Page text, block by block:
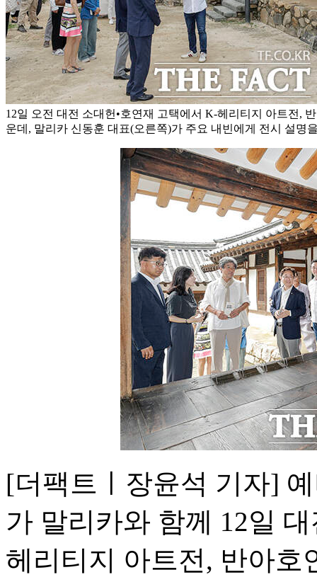
12일 오전 대전 소대헌•호연재 고택에서 K-헤리티지 아트전,
운데, 말리카 신동훈 대표(오른쪽)가 주요 내빈에게 전시 설명
[더팩트ㅣ장윤석 기자]
가 말리카와 함께 12일
헤리티지 아트전, 반아호